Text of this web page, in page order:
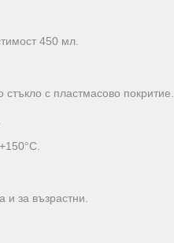
450 мл.
стъкло с пластмасово покритие.
и за възрастни.